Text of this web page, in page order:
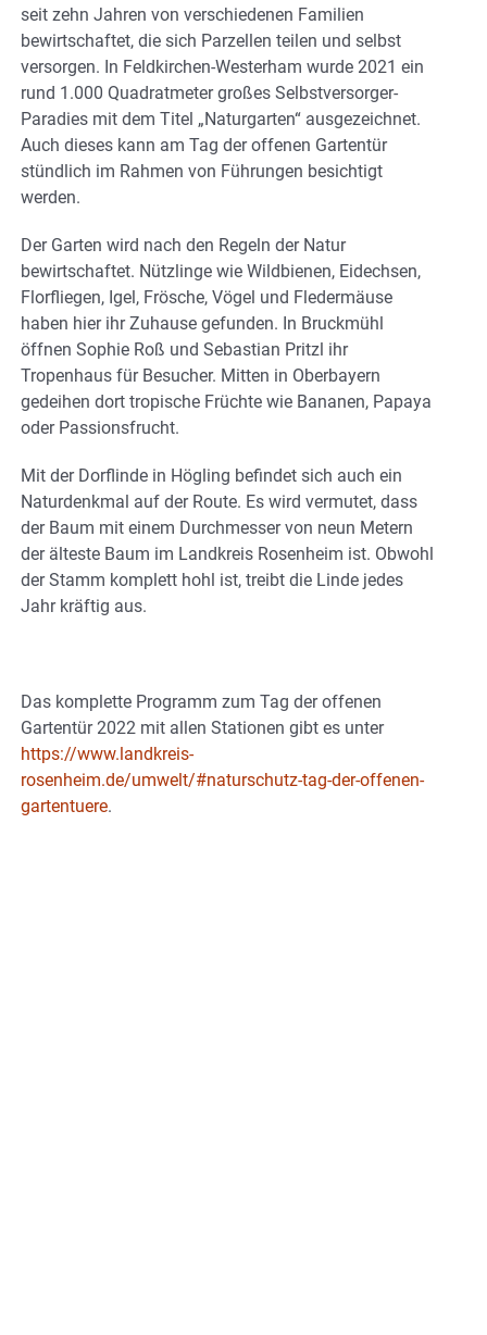
seit zehn Jahren von verschiedenen Familien
bewirtschaftet, die sich Parzellen teilen und selbst
versorgen. In Feldkirchen-Westerham wurde 2021 ein
rund 1.000 Quadratmeter großes Selbstversorger-
Paradies mit dem Titel „Naturgarten“ ausgezeichnet.
Auch dieses kann am Tag der offenen Gartentür
stündlich im Rahmen von Führungen besichtigt
werden.
Der Garten wird nach den Regeln der Natur
bewirtschaftet. Nützlinge wie Wildbienen, Eidechsen,
Florfliegen, Igel, Frösche, Vögel und Fledermäuse
haben hier ihr Zuhause gefunden. In Bruckmühl
öffnen Sophie Roß und Sebastian Pritzl ihr
Tropenhaus für Besucher. Mitten in Oberbayern
gedeihen dort tropische Früchte wie Bananen, Papaya
oder Passionsfrucht.
Mit der Dorflinde in Högling befindet sich auch ein
Naturdenkmal auf der Route. Es wird vermutet, dass
der Baum mit einem Durchmesser von neun Metern
der älteste Baum im Landkreis Rosenheim ist. Obwohl
der Stamm komplett hohl ist, treibt die Linde jedes
Jahr kräftig aus.
Das komplette Programm zum Tag der offenen
Gartentür 2022 mit allen Stationen gibt es unter
https://www.landkreis-
rosenheim.de/umwelt/#naturschutz-tag-der-offenen-
gartentuere.